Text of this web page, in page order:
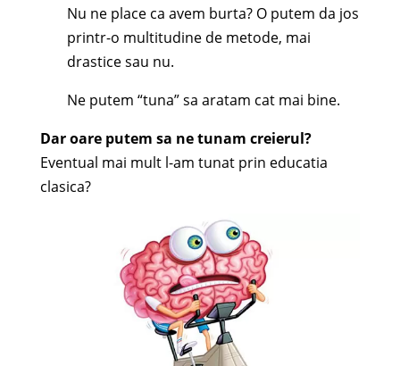
Nu ne place ca avem burta? O putem da jos
printr-o multitudine de metode, mai
drastice sau nu.
Ne putem “tuna” sa aratam cat mai bine.
Dar oare putem sa ne tunam creierul?
Eventual mai mult l-am tunat prin educatia
clasica?